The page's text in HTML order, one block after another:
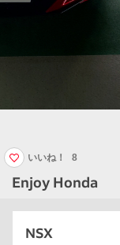
Enjoy Honda
いいね！ 8
NSX